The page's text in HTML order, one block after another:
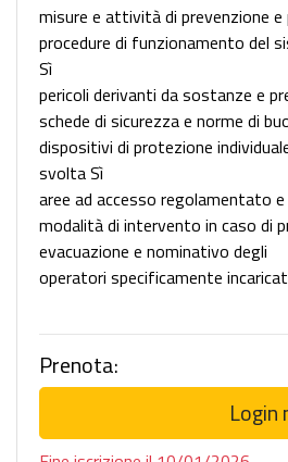
misure e attività di prevenzione
procedure di funzionamento del
Sì
pericoli derivanti da sostanze e
schede di sicurezza e norme di
dispositivi di protezione
svolta Sì
aree ad accesso regolamentato
modalità di intervento in caso di
evacuazione e nominativo degli
operatori specificamente
Prenota:
Login